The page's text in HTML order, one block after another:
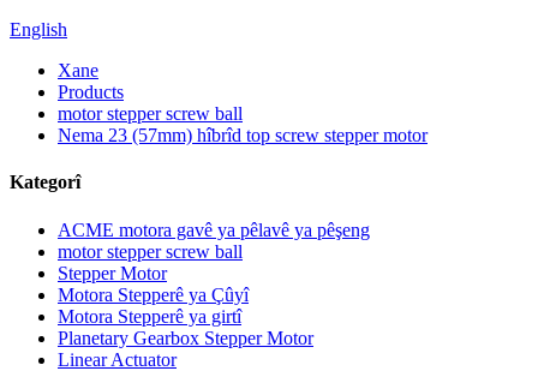
English
Xane
Products
motor stepper screw ball
Nema 23 (57mm) hîbrîd top screw stepper motor
Kategorî
ACME motora gavê ya pêlavê ya pêşeng
motor stepper screw ball
Stepper Motor
Motora Stepperê ya Çûyî
Motora Stepperê ya girtî
Planetary Gearbox Stepper Motor
Linear Actuator